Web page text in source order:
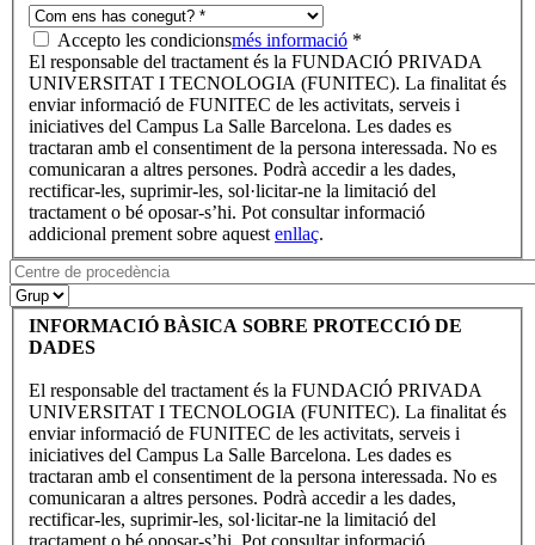
Accepto les condicionsmés informació *
El responsable del tractament és la FUNDACIÓ PRIVADA
UNIVERSITAT I TECNOLOGIA (FUNITEC). La finalitat és
enviar informació de FUNITEC de les activitats, serveis i
iniciatives del Campus La Salle Barcelona. Les dades es
tractaran amb el consentiment de la persona interessada. No es
comunicaran a altres persones. Podrà accedir a les dades,
rectificar-les, suprimir-les, sol·licitar-ne la limitació del
tractament o bé oposar-s’hi. Pot consultar informació
addicional prement sobre aquest enllaç.
INFORMACIÓ BÀSICA SOBRE PROTECCIÓ DE
DADES
El responsable del tractament és la FUNDACIÓ PRIVADA
UNIVERSITAT I TECNOLOGIA (FUNITEC). La finalitat és
enviar informació de FUNITEC de les activitats, serveis i
iniciatives del Campus La Salle Barcelona. Les dades es
tractaran amb el consentiment de la persona interessada. No es
comunicaran a altres persones. Podrà accedir a les dades,
rectificar-les, suprimir-les, sol·licitar-ne la limitació del